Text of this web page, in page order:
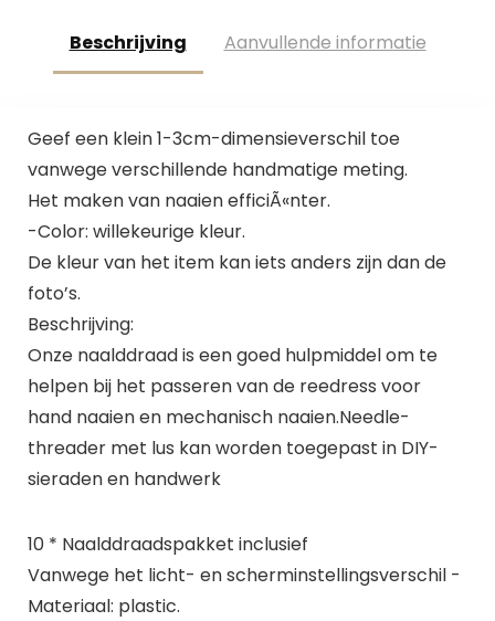
Beschrijving Aanvullende informatie
Geef een klein 1-3cm-dimensieverschil toe
vanwege verschillende handmatige meting.
Het maken van naaien efficiÃ«nter.
-Color: willekeurige kleur.
De kleur van het item kan iets anders zijn dan de
foto’s.
Beschrijving:
Onze naalddraad is een goed hulpmiddel om te
helpen bij het passeren van de reedress voor
hand naaien en mechanisch naaien.Needle-
threader met lus kan worden toegepast in DIY-
sieraden en handwerk
10 * Naalddraadspakket inclusief
Vanwege het licht- en scherminstellingsverschil -
Materiaal: plastic.